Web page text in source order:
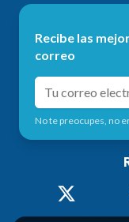
Recibe las
correo
No te preocupes, no